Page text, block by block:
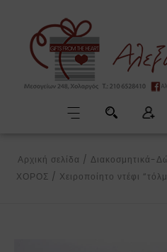
Αρχική σελίδα / Διακοσμητικά-
ΧΟΡΟΣ / Χειροποίητο ντέφι